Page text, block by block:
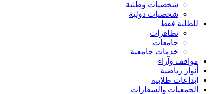
شخصيات وطنية
شخصيات دولية
للطلبة فقط
تظاهرات
جامعات
خدمات جامعية
مواقف وآراء
أنوار رياضية
إبداعات طلابية
الجمعيات والسفارات